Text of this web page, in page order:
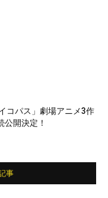
コパス」劇場アニメ3作
開決定！
事